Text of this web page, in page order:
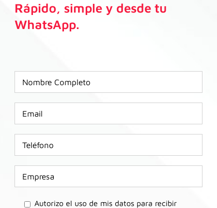
Rápido, simple y desde tu
WhatsApp.
Autorizo el uso de mis datos para recibir